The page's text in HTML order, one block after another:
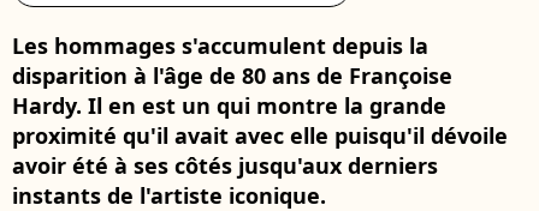
Les hommages s'accumulent depuis la
disparition à l'âge de 80 ans de Françoise
Hardy. Il en est un qui montre la grande
proximité qu'il avait avec elle puisqu'il dévoile
avoir été à ses côtés jusqu'aux derniers
instants de l'artiste iconique.